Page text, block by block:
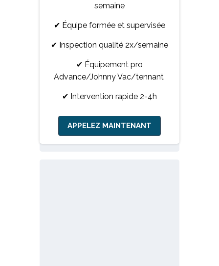
semaine
✔ Équipe formée et supervisée
✔ Inspection qualité 2x/semaine
✔ Équipement pro
Advance/Johnny Vac/tennant
✔ Intervention rapide 2-4h
APPELEZ MAINTENANT